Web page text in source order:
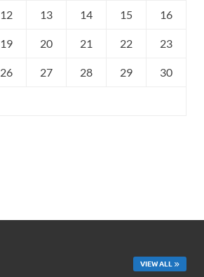
12 13 14 15 16
19 20 21 22 23
26 27 28 29 30
VIEW ALL